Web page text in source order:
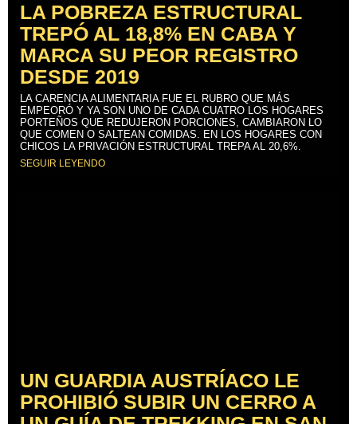
LA POBREZA ESTRUCTURAL
TREPÓ AL 18,8% EN CABA Y
MARCA SU PEOR REGISTRO
DESDE 2019
LA CARENCIA ALIMENTARIA FUE EL RUBRO QUE MÁS
EMPEORÓ Y YA SON UNO DE CADA CUATRO LOS HOGARES
PORTEÑOS QUE REDUJERON PORCIONES, CAMBIARON LO
QUE COMEN O SALTEAN COMIDAS. EN LOS HOGARES CON
CHICOS LA PRIVACIÓN ESTRUCTURAL TREPA AL 20,6%.
SEGUIR LEYENDO
UN GUARDIA AUSTRÍACO LE
PROHIBIÓ SUBIR UN CERRO A